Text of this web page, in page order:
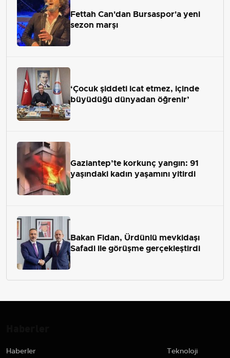
Fettah Can'dan Bursaspor'a yeni
sezon marşı
‘Çocuk şiddeti icat etmez, içinde
büyüdüğü dünyadan öğrenir’
Gaziantep’te korkunç yangın: 91
yaşındaki kadın yaşamını yitirdi
Bakan Fidan, Ürdünlü mevkidaşı
Safadi ile görüşme gerçekleştirdi
Haberler
Teknoloji